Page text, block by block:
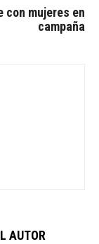
con mujeres en
campaña
AUTOR